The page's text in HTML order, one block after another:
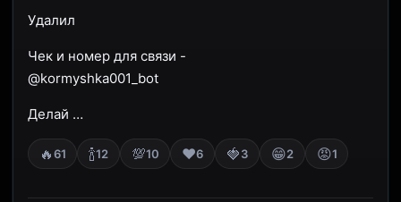
Удалил
Чек и номер для связи -
@kormyshka001_bot
Делай …
🔥61 🍾12 💯10 ❤️6 🍓3 😁2 😡1